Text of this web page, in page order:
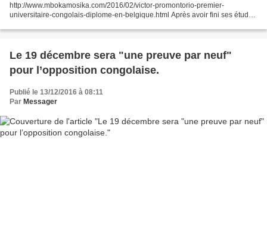
http://www.mbokamosika.com/2016/02/victor-promontorio-premier-
universitaire-congolais-diplome-en-belgique.html Après avoir fini ses études
Le 19 décembre sera "une preuve par neuf"
pour l’opposition congolaise.
Publié le 13/12/2016 à 08:11
Par Messager